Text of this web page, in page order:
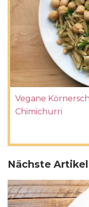
Vegane
Chimichurri
Nächste Artikel